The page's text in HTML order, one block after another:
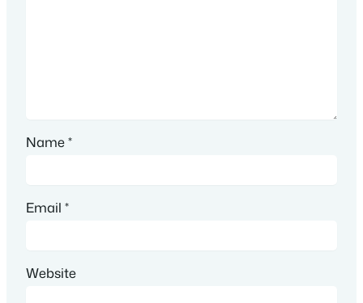
Name*
Email *
Website